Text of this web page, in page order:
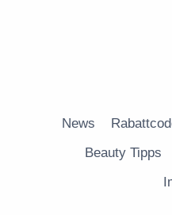
News
Beauty Tipps